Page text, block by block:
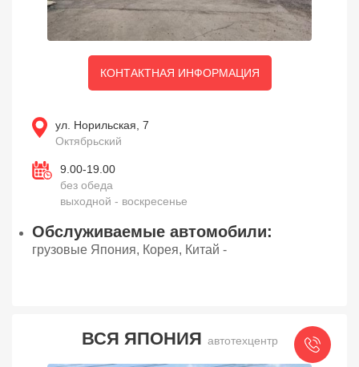
КОНТАКТНАЯ ИНФОРМАЦИЯ
ул. Норильская, 7
Октябрьский
9.00-19.00
без обеда
выходной - воскресенье
Обслуживаемые автомобили:
грузовые Япония, Корея, Китай -
ВСЯ ЯПОНИЯ автотехцентр